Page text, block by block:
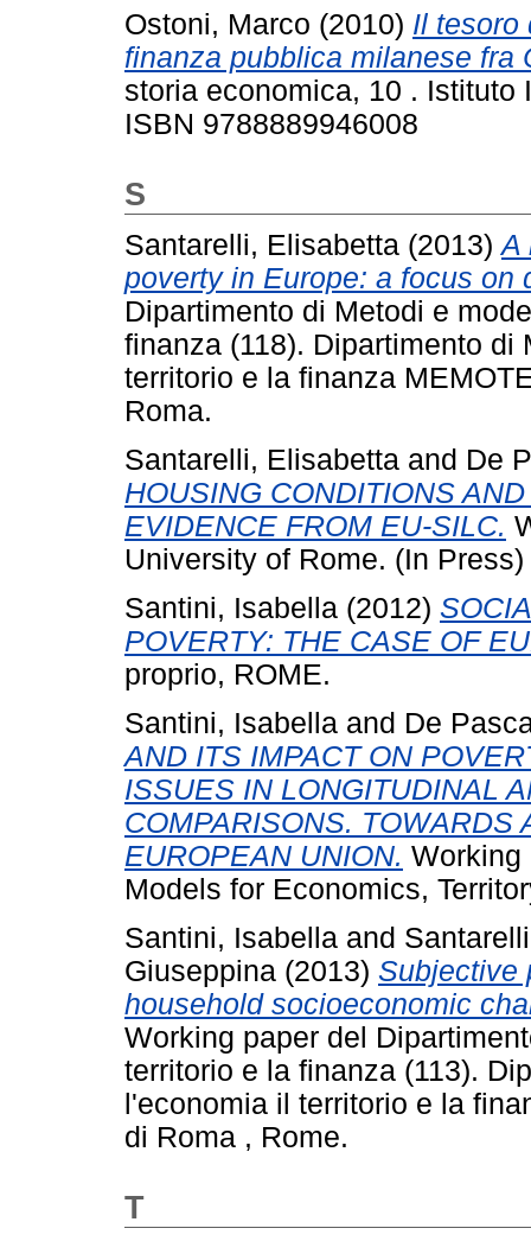
Ostoni, Marco (2010) Il tesoro
finanza pubblica milanese fra
storia economica, 10 .
ISBN 9788889946008
S
Santarelli, Elisabetta (2013)A
poverty in Europe: a focus on
Dipartimento di Metodi e
finanza (118). Dipartimento
territorio e la finanza
Roma.
Santarelli, Elisabetta and De
HOUSING CONDITIONS
EVIDENCE FROM EU-SILC.
University of Rome. (In Press)
Santini, Isabella (2012)
POVERTY: THE CASE OF
proprio, ROME.
Santini, Isabella and De
AND ITS IMPACT ON
ISSUES IN LONGITUDINAL
COMPARISONS. TOWARDS
EUROPEAN UNION. Working
Models for Economics,
Santini, Isabella and
Giuseppina (2013) Subjective
household socioeconomic
Working paper del
territorio e la finanza (113).
l'economia il territorio e la
di Roma , Rome.
T